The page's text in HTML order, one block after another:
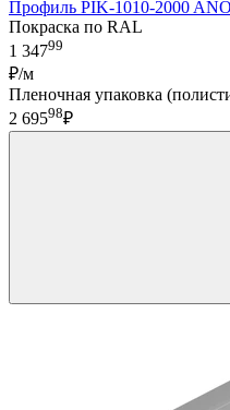
Профиль PIK-1010-2000
Покраска по RAL
1 34799
₽/м
Пленочная упаковка
2 69598₽